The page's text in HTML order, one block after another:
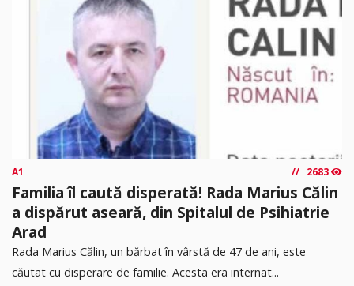
A1 2683
Familia îl caută disperată! Rada Marius Călin
a dispărut aseară, din Spitalul de Psihiatrie
Arad
Rada Marius Călin, un bărbat în vârstă de 47 de ani, este
căutat cu disperare de familie. Acesta era internat...